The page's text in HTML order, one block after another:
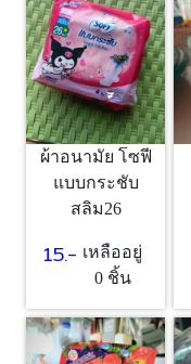
ผ้าอนามัย โซฟี
แบบกระชับ
สลิม26
15.- เหลืออยู่
0 ชิ้น